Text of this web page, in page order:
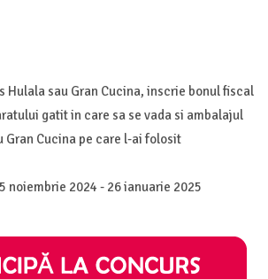
Hulala sau Gran Cucina, inscrie bonul fiscal
gatit in care sa se vada si ambalajul
Gran Cucina pe care l-ai folosit
noiembrie 2024 - 26 ianuarie 2025